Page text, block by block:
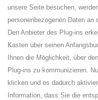
unsere Seite besuchen,
personenbezogenen Daten an
Den Anbieter des Plug-ins
Kasten über seinen
Ihnen die Möglichkeit, über
Plug-ins zu kommunizieren.
klicken und es dadurch
Information, dass Sie die